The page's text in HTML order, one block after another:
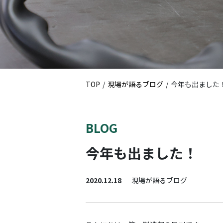
TOP 現場が語るブログ 今年も出ました
BLOG
今年も出ました！
2020.12.18 現場が語るブログ